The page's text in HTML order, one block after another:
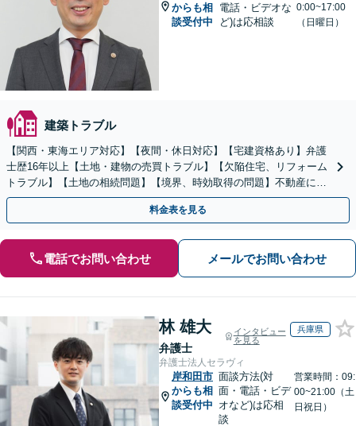
からも相
談受付中
電話・ビデオな
ど)は応相談
0:00~17:00
（日曜日）
建築トラブル
【関西・東海エリア対応】【夜間・休日対応】【宅建資格あり】弁護
士歴16年以上【土地・建物の売買トラブル】【欠陥住宅、リフォーム
トラブル】【土地の相続問題】【境界、時効取得の問題】不動産に関
するトラブル全般の解決に豊富な経験あり。
料金表を見る
電話でお問い合わせ メールでお問い合わせ
林 雄大
弁護士
インタビュー
を見る
兵庫県
弁護士法人セラヴィ
岸和田市
からも相
談受付中
面談方法(対
面・電話・ビデ
オなど)は応相
談
営業時間：09:
00~21:00（土
日祝日）